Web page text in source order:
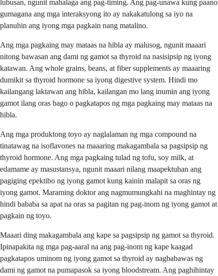
lubusan, ngunit mahalaga ang pag-timing. Ang pag-unawa kung paano
gumagana ang mga interaksyong ito ay nakakatulong sa iyo na
planuhin ang iyong mga pagkain nang matalino.
Ang mga pagkaing may mataas na hibla ay malusog, ngunit maaari
nitong bawasan ang dami ng gamot sa thyroid na nasisipsip ng iyong
katawan. Ang whole grains, beans, at fiber supplements ay maaaring
dumikit sa thyroid hormone sa iyong digestive system. Hindi mo
kailangang laktawan ang hibla, kailangan mo lang inumin ang iyong
gamot ilang oras bago o pagkatapos ng mga pagkaing may mataas na
hibla.
Ang mga produktong toyo ay naglalaman ng mga compound na
tinatawag na isoflavones na maaaring makagambala sa pagsipsip ng
thyroid hormone. Ang mga pagkaing tulad ng tofu, soy milk, at
edamame ay masustansya, ngunit maaari nilang maapektuhan ang
pagiging epektibo ng iyong gamot kung kainin malapit sa oras ng
iyong gamot. Maraming doktor ang nagmumungkahi na maghintay ng
hindi bababa sa apat na oras sa pagitan ng pag-inom ng iyong gamot at
pagkain ng toyo.
Maaari ding makagambala ang kape sa pagsipsip ng gamot sa thyroid.
Ipinapakita ng mga pag-aaral na ang pag-inom ng kape kaagad
pagkatapos uminom ng iyong gamot sa thyroid ay nagbabawas ng
dami ng gamot na pumapasok sa iyong bloodstream. Ang paghihintay